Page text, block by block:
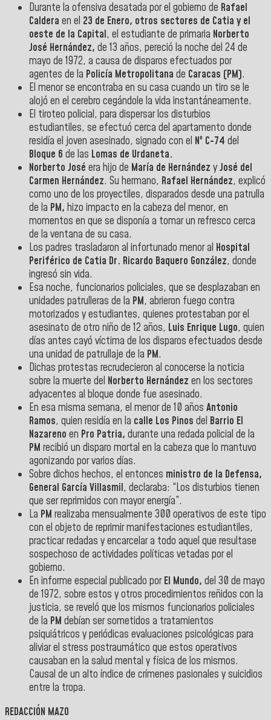
Durante la ofensiva desatada por el gobierno de Rafael
Caldera en el 23 de Enero, otros sectores de Catia y el
oeste de la Capital, el estudiante de primaria Norberto
José Hernández, de 13 años, pereció la noche del 24 de
mayo de 1972, a causa de disparos efectuados por
agentes de la Policía Metropolitana de Caracas (PM).
El menor se encontraba en su casa cuando un tiro se le
alojó en el cerebro cegándole la vida instantáneamente.
El tiroteo policial, para dispersar los disturbios
estudiantiles, se efectuó cerca del apartamento donde
residía el joven asesinado, signado con el Nº C-74 del
Bloque 6 de las Lomas de Urdaneta.
Norberto José era hijo de María de Hernández yJosé del
Carmen Hernández. Su hermano, Rafael Hernández, explicó
como uno de los proyectiles, disparados desde una patrulla
de la PM, hizo impacto en la cabeza del menor, en
momentos en que se disponía a tomar un refresco cerca
de la ventana de su casa.
Los padres trasladaron al infortunado menor al Hospital
Periférico de Catia Dr. Ricardo Baquero González, donde
ingresó sin vida.
Esa noche, funcionarios policiales, que se desplazaban en
unidades patrulleras de la PM, abrieron fuego contra
motorizados y estudiantes, quienes protestaban por el
asesinato de otro niño de 12 años, Luis Enrique Lugo, quien
días antes cayó víctima de los disparos efectuados desde
una unidad de patrullaje de la PM.
Dichas protestas recrudecieron al conocerse la noticia
sobre la muerte del Norberto Hernández en los sectores
adyacentes al bloque donde fue asesinado.
En esa misma semana, el menor de 10 años Antonio
Ramos, quien residía en la calle Los Pinos del Barrio El
Nazareno en Pro Patria, durante una redada policial de la
PM recibió un disparo mortal en la cabeza que lo mantuvo
agonizando por varios días.
Sobre dichos hechos, el entonces ministro de la Defensa,
General García Villasmil, declaraba: “Los disturbios tienen
que ser reprimidos con mayor energía”.
La PM realizaba mensualmente 300 operativos de este tipo
con el objeto de reprimir manifestaciones estudiantiles,
practicar redadas y encarcelar a todo aquel que resultase
sospechoso de actividades políticas vetadas por el
gobierno.
En informe especial publicado por El Mundo, del 30 de mayo
de 1972, sobre estos y otros procedimientos reñidos con la
justicia, se reveló que los mismos funcionarios policiales
de la PM debían ser sometidos a tratamientos
psiquiátricos y periódicas evaluaciones psicológicas para
aliviar el stress postraumático que estos operativos
causaban en la salud mental y física de los mismos.
Causal de un alto índice de crímenes pasionales y suicidios
entre la tropa.
REDACCIÓN MAZO